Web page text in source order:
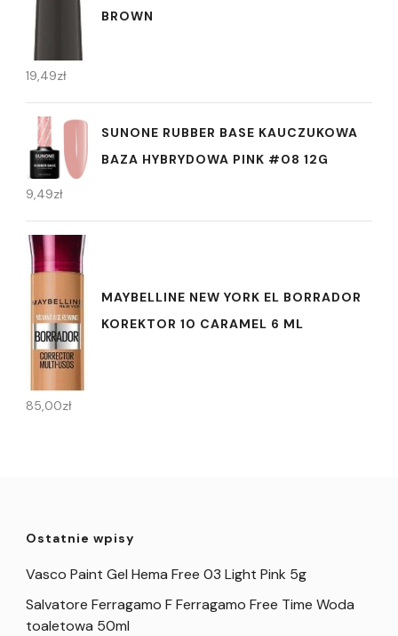
BROWN
19,49zł
SUNONE RUBBER BASE KAUCZUKOWA
BAZA HYBRYDOWA PINK #08 12G
9,49zł
MAYBELLINE NEW YORK EL BORRADOR
KOREKTOR 10 CARAMEL 6 ML
85,00zł
Ostatnie wpisy
Vasco Paint Gel Hema Free 03 Light Pink 5g
Salvatore Ferragamo F Ferragamo Free Time Woda
toaletowa 50ml